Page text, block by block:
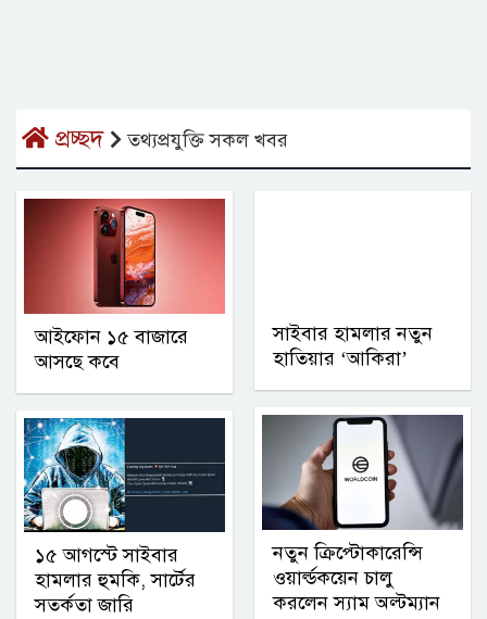
প্রচ্ছদ তথ্যপ্রযুক্তি সকল খবর
আইফোন ১৫ বাজারে
আসছে কবে
১৫ আগস্টে সাইবার
হামলার হুমকি, সার্টের
সতর্কতা জারি
সাইবার হামলার নতুন
হাতিয়ার ‘আকিরা’
নতুন ক্রিপ্টোকারেন্সি
ওয়ার্ল্ডকয়েন চালু
করলেন স্যাম অল্টম্যান